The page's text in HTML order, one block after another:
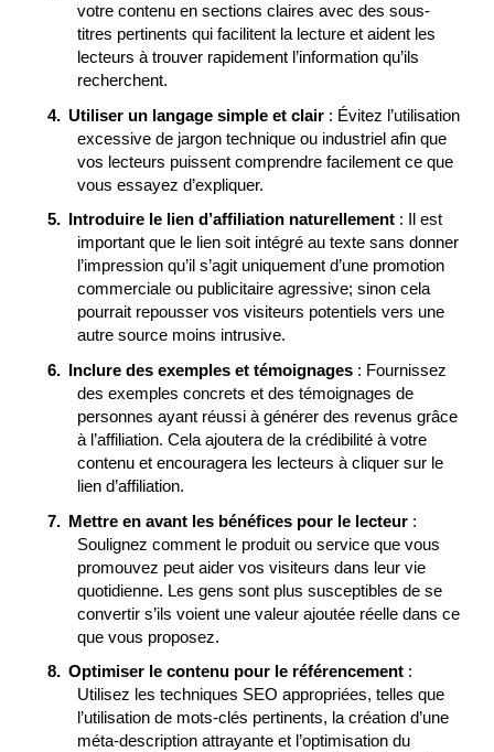
votre contenu en sections claires avec des sous-
titres pertinents qui facilitent la lecture et aident les
lecteurs à trouver rapidement l’information qu’ils
recherchent.
Utiliser un langage simple et clair : Évitez l’utilisation
excessive de jargon technique ou industriel afin que
vos lecteurs puissent comprendre facilement ce que
vous essayez d’expliquer.
Introduire le lien d’affiliation naturellement : Il est
important que le lien soit intégré au texte sans donner
l’impression qu’il s’agit uniquement d’une promotion
commerciale ou publicitaire agressive; sinon cela
pourrait repousser vos visiteurs potentiels vers une
autre source moins intrusive.
Inclure des exemples et témoignages : Fournissez
des exemples concrets et des témoignages de
personnes ayant réussi à générer des revenus grâce
à l’affiliation. Cela ajoutera de la crédibilité à votre
contenu et encouragera les lecteurs à cliquer sur le
lien d’affiliation.
Mettre en avant les bénéfices pour le lecteur :
Soulignez comment le produit ou service que vous
promouvez peut aider vos visiteurs dans leur vie
quotidienne. Les gens sont plus susceptibles de se
convertir s’ils voient une valeur ajoutée réelle dans ce
que vous proposez.
Optimiser le contenu pour le référencement :
Utilisez les techniques SEO appropriées, telles que
l’utilisation de mots-clés pertinents, la création d’une
méta-description attrayante et l’optimisation du